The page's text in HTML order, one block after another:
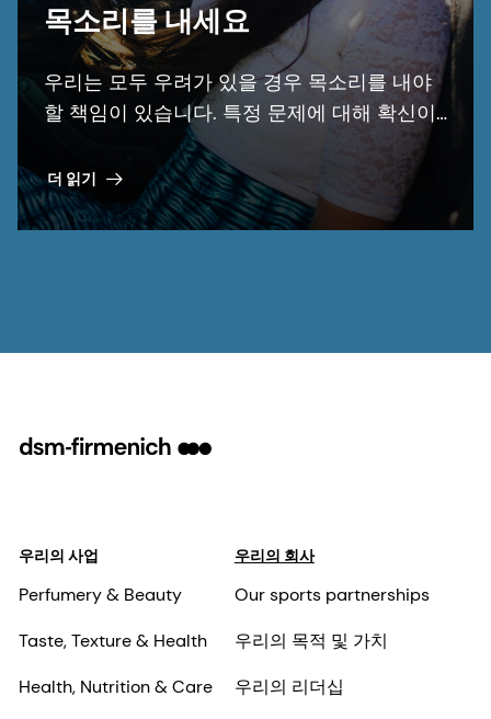
목소리를 내세요
우리는 모두 우려가 있을 경우 목소리를 내야
할 책임이 있습니다. 특정 문제에 대해 확신이
없거나 우리의 비즈니스 윤리 강령에 반하는
행동을 목격한 경우, 이를 제기하는 것이 중요
합니다!
더 읽기
우리의 사업
Perfumery & Beauty
Taste, Texture & Health
Health, Nutrition & Care
우리의 회사
Our sports partnerships
우리의 목적 및 가치
우리의 리더십